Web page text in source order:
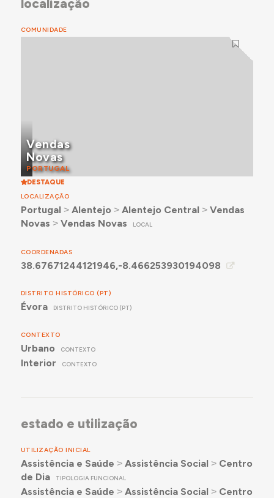
localização
COMUNIDADE
Vendas
Novas
PORTUGAL
DESTAQUE
LOCALIZAÇÃO
Portugal ˃ Alentejo ˃ Alentejo Central ˃ Vendas
Novas ˃ Vendas Novas LOCAL
COORDENADAS
38.67671244121946,-8.466253930194098
DISTRITO HISTÓRICO (PT)
Évora DISTRITO HISTÓRICO (PT)
CONTEXTO
Urbano CONTEXTO
Interior CONTEXTO
estado e utilização
UTILIZAÇÃO INICIAL
Assistência e Saúde ˃ Assistência Social ˃ Centro
de Dia
TIPOLOGIA FUNCIONAL
Assistência e Saúde ˃ Assistência Social ˃ Centro